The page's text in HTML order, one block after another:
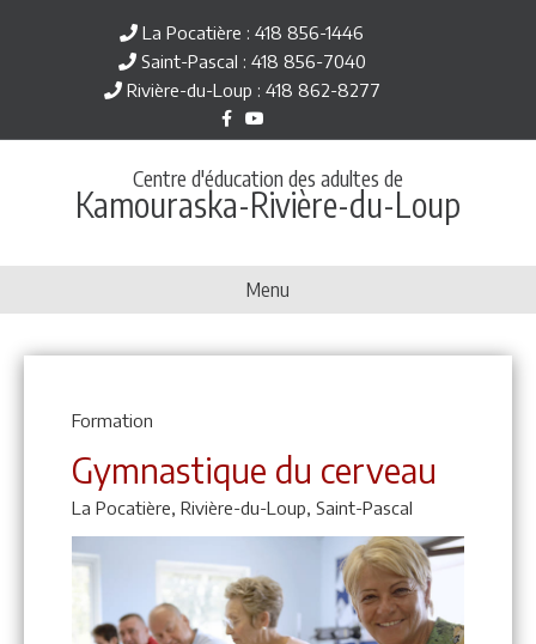
La Pocatière : 418 856-1446
Saint-Pascal : 418 856-7040
Rivière-du-Loup : 418 862-8277
Facebook
Youtube
Centre d'éducation des adultes de
Kamouraska-Rivière-du-Loup
Menu
Formation
Gymnastique du cerveau
La Pocatière, Rivière-du-Loup, Saint-Pascal